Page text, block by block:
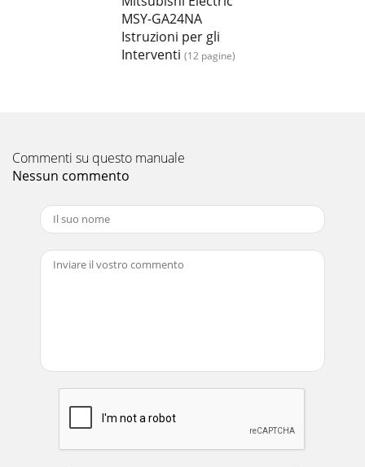
MSY-GA24NA
Istruzioni per gli
Interventi (12 pagine)
Commenti su questo manuale
Nessun commento